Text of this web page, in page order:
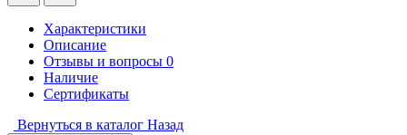
Характеристики
Описание
Отзывы и вопросы 0
Наличие
Сертификаты
Вернуться в каталог Назад